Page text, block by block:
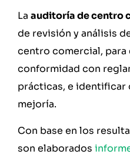
La auditoría de centro
de revisión y análisis
centro comercial, para
conformidad con
prácticas, e identificar
mejoría.
Con base en los
son elaborados